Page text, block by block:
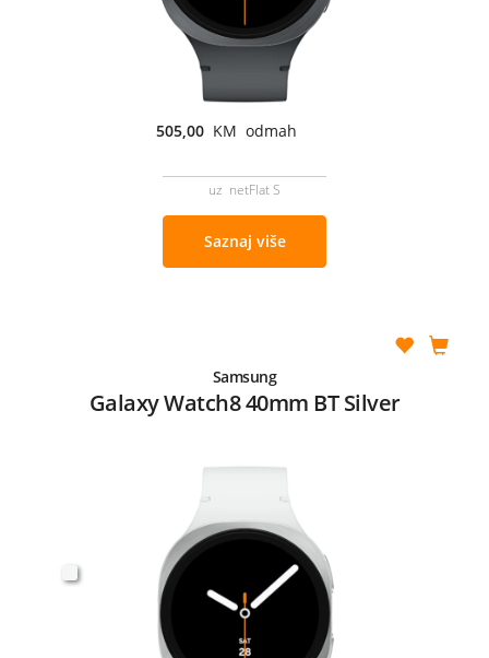
505,00 KM odmah
uz netFlat S
Saznaj više
Samsung
Galaxy Watch8 40mm BT Silver